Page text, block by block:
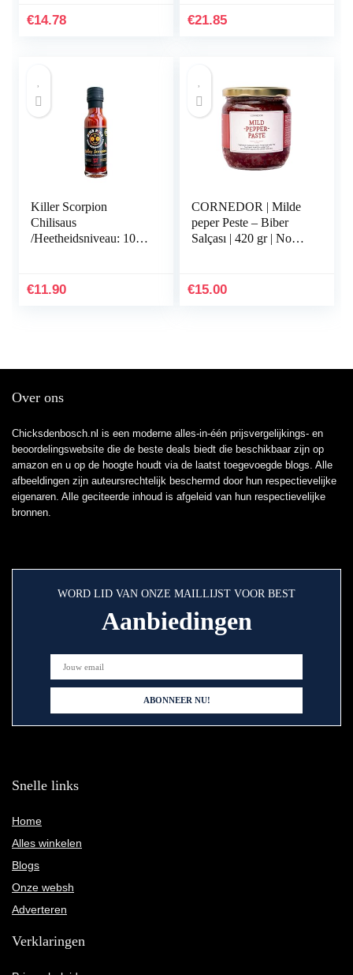
€14.78
-227 gram
€21.85
Killer Scorpion
Chilisaus
/Heetheidsniveau: 10
Venezuelan Hearts,
€11.90
CORNEDOR | Milde
peper Peste – Biber
Salçası | 420 gr | Non –
conserveringsmiddelen
€15.00
Over ons
Chicksdenbosch.nl is een moderne alles-in-één prijsvergelijkings- en
beoordelingswebsite die de beste deals biedt die beschikbaar zijn op
amazon en u op de hoogte houdt via de laatst toegevoegde blogs. Alle
afbeeldingen zijn auteursrechtelijk beschermd door hun respectievelijke
eigenaren. Alle geciteerde inhoud is afgeleid van hun respectievelijke
bronnen.
WORD LID VAN ONZE MAILLIJST VOOR BEST
Aanbiedingen
Snelle links
Home
Alles winkelen
Blogs
Onze websh
Adverteren
Verklaringen